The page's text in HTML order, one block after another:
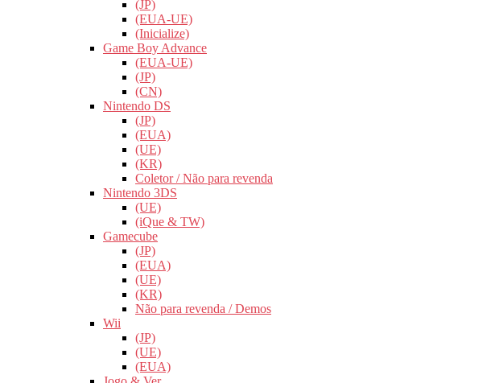
(JP)
(EUA-UE)
(Inicialize)
Game Boy Advance
(EUA-UE)
(JP)
(CN)
Nintendo DS
(JP)
(EUA)
(UE)
(KR)
Coletor / Não para revenda
Nintendo 3DS
(UE)
(iQue & TW)
Gamecube
(JP)
(EUA)
(UE)
(KR)
Não para revenda / Demos
Wii
(JP)
(UE)
(EUA)